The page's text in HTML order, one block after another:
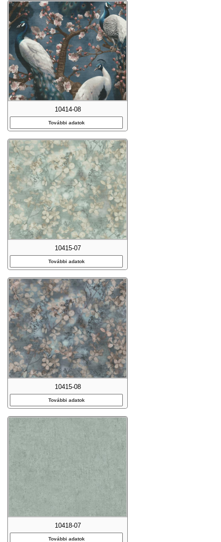
10414-08
További adatok
10415-07
További adatok
10415-08
További adatok
10418-07
További adatok